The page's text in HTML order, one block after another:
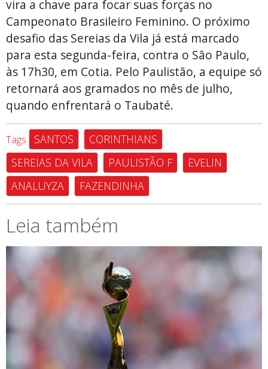
vira a chave para focar suas forças no
Campeonato Brasileiro Feminino. O próximo
desafio das Sereias da Vila já está marcado
para esta segunda-feira, contra o São Paulo,
às 17h30, em Cotia. Pelo Paulistão, a equipe só
retornará aos gramados no mês de julho,
quando enfrentará o Taubaté.
Tags SANTOS
CORINTHIANS
SEREIAS DA VILA
PAULISTÃO F
EVELIN
ANALUYZA
FAZENDINHA
Leia também